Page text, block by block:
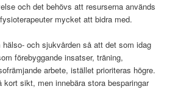
och det behövs att resurserna används
mycket att bidra med.
och sjukvården så att det som idag
förebyggande insatser, träning,
arbete, istället prioriteras högre.
kort sikt, men innebära stora besparingar